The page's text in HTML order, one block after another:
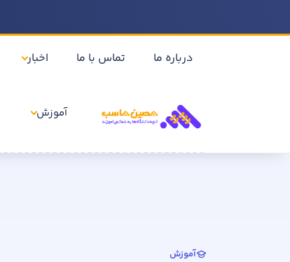
درباره ما تماس با ما اخبار
آموزش
آموزش